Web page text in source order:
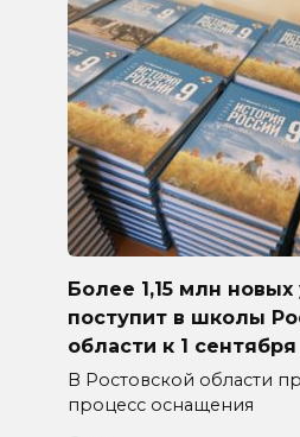
Более 1,15 млн новых
поступит в школы
области к 1 сентября
В Ростовской области
процесс оснащения